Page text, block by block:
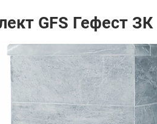
GFS Гефест